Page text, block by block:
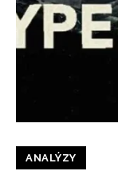
ANALÝZY